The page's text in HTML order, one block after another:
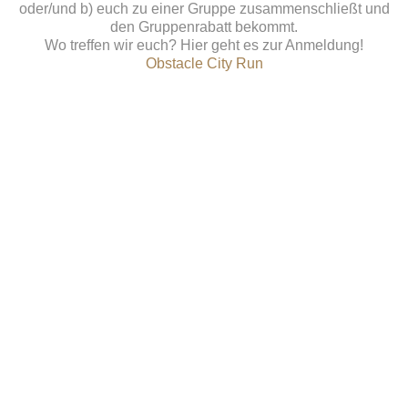
oder/und b) euch zu einer Gruppe zusammenschließt und
den Gruppenrabatt bekommt.
Wo treffen wir euch? Hier geht es zur Anmeldung!
Obstacle City Run